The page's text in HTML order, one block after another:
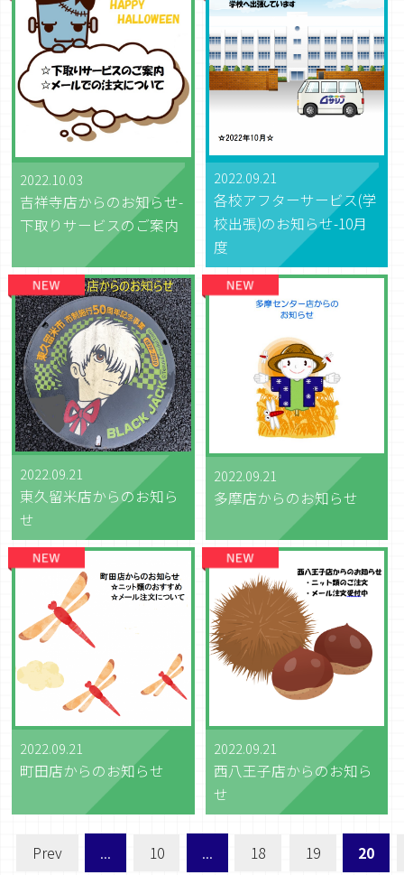
2022.10.03
吉祥寺店からのお知らせ-
下取りサービスのご案内
2022.09.21
各校アフターサービス(学
校出張)のお知らせ-10月
度
2022.09.21
東久留米店からのお知ら
せ
2022.09.21
多摩店からのお知らせ
2022.09.21
町田店からのお知らせ
2022.09.21
西八王子店からのお知ら
せ
Prev ... 10 ... 18 19 20